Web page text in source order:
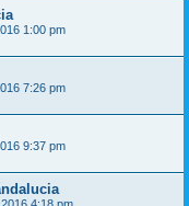
1:00 pm
7:26 pm
9:37 pm
4:18 pm